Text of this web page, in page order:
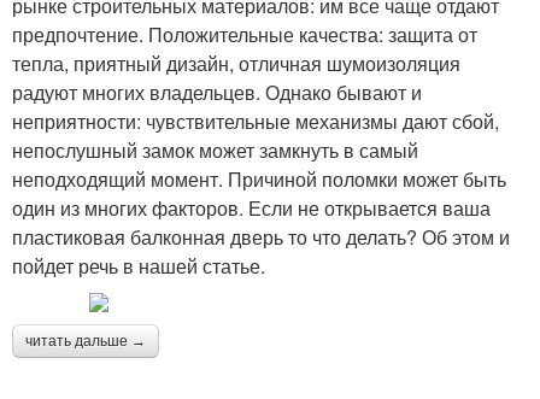
предпочтение. Положительные качества: защита от
тепла, приятный дизайн, отличная шумоизоляция
радуют многих владельцев. Однако бывают и
неприятности: чувствительные механизмы дают сбой,
непослушный замок может замкнуть в самый
неподходящий момент. Причиной поломки может быть
один из многих факторов. Если не открывается ваша
пластиковая балконная дверь то что делать? Об этом и
пойдет речь в нашей статье.
читать дальше →